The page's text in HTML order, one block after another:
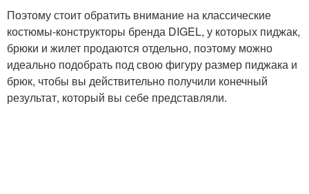
Поэтому стоит обратить внимание на классические
костюмы-конструкторы бренда DIGEL, у которых пиджак,
брюки и жилет продаются отдельно, поэтому можно
идеально подобрать под свою фигуру размер пиджака и
брюк, чтобы вы действительно получили конечный
результат, который вы себе представляли.